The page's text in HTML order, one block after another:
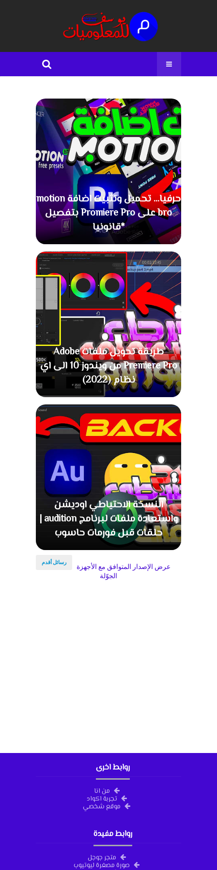
حرفيا... تحميل وتثبيت اضافة motion
bro على Promiere Pro بتفصيل
*قانونيا
طريقة تحويل ملفات Adobe
Premiere Pro من ويندوز 10 الى اي
نظام (2022)
النسخة الاحتياطي اوديشن
واستعادة ملفات لبرنامج audition |
حلقات قبل فورمات حاسوب
رسائل أقدم
عرض الإصدار المتوافق مع الأجهزة
الجوّلة
روابط اخرى
من انا
تجربة اكواد
موقع شخصي
روابط مفيدة
متجر جوجل
صورة مصغرة ليوتيوب